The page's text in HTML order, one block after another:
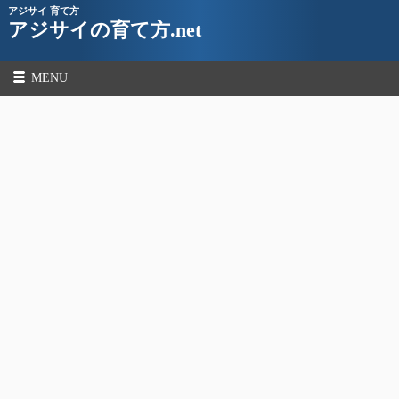
アジサイ 育て方
アジサイの育て方.net
MENU